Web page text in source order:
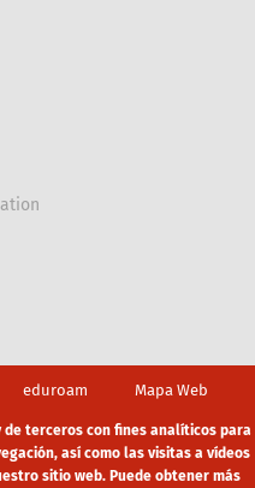
eduroam Mapa Web
de cookies Aviso legal
terceros con fines analíticos para
así como las visitas a vídeos
sitio web. Puede obtener más